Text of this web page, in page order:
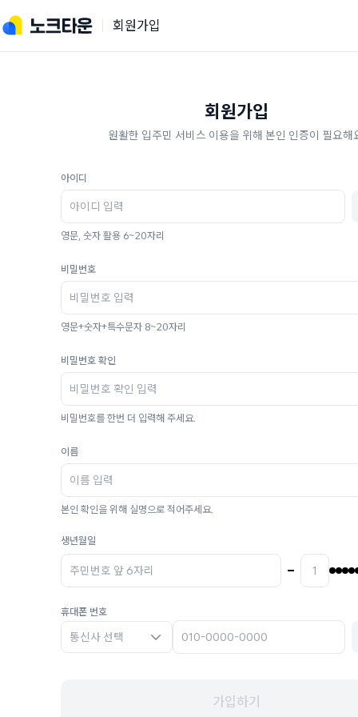
회원가입
회원가입
원활한 입주민 서비스 이용을 위해 본인 인증이 필요해
아이디
영문, 숫자 활용 6~20자리
비밀번호
영문+숫자+특수문자 8~20자리
비밀번호 확인
비밀번호를 한번 더 입력해 주세요.
이름
본인 확인을 위해 실명으로 적어주세요.
생년월일
휴대폰 번호
통신사 선택
가입하기